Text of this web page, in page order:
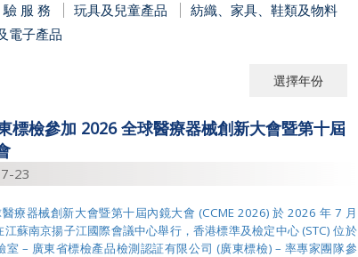
驗 服 務 玩具及兒童產品
紡織、家具、鞋類及物料
電子產品
選擇年份
2024
2023
標檢參加 2026 全球醫療器械創新大會暨第十屆
23
療器械創新大會暨第十屆內鏡大會 (CCME 2026) 於 2026 年 7 月
蘇南京揚子江國際會議中心舉行，香港標準及檢定中心 (STC) 位於
室 – 廣東省標檢產品檢測認証有限公司 (廣東標檢) – 率專家團隊參